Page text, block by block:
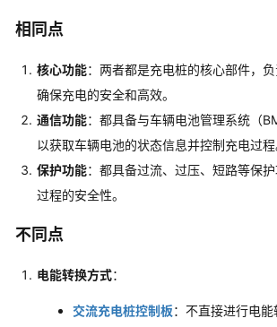
相同点
核心功能：两者都是充电桩的核心部件，负
确保充电的安全和高效。
通信功能：都具备与车辆电池管理系统（
以获取车辆电池的状态信息并控制充电过程
保护功能：都具备过流、过压、短路等保
过程的安全性。
不同点
电能转换方式：
交流充电桩控制板：不直接进行电